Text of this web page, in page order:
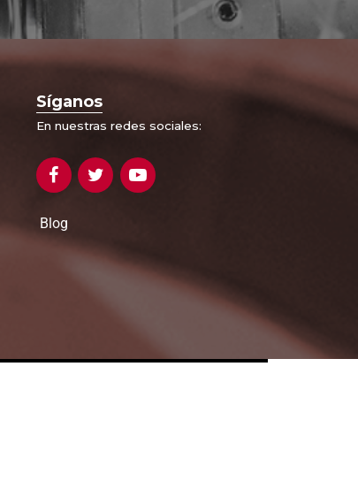
Síganos
En nuestras redes sociales:
Blog